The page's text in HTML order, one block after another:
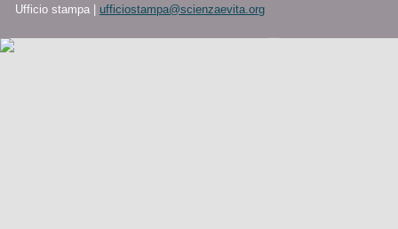
Ufficio stampa |
ufficiostampa@scienzaevita.org